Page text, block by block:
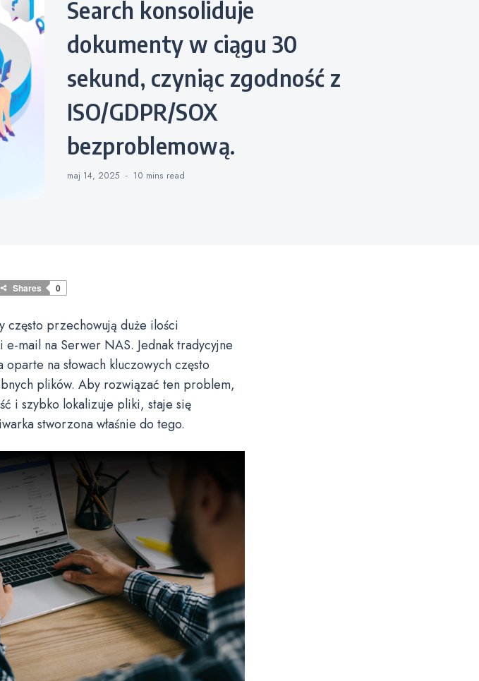
Search konsoliduje
dokumenty w ciągu 30
sekund, czyniąc zgodność z
ISO/GDPR/SOX
bezproblemową.
maj 14, 2025 10 mins read
Shares 0
często przechowują duże ilości
mail na Serwer NAS. Jednak tradycyjne
na słowach kluczowych często
plików. Aby rozwiązać ten problem,
i szybko lokalizuje pliki, staje się
stworzona właśnie do tego.